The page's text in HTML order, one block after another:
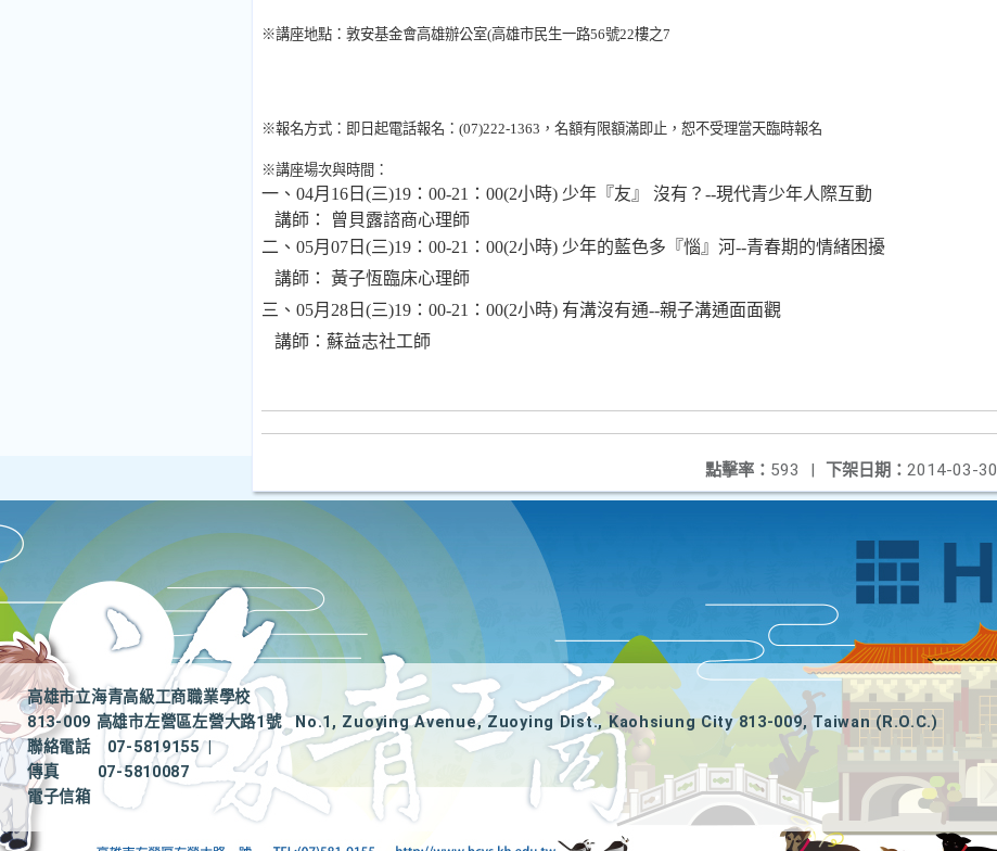
※講座地點：敦安基金會高雄辦公室(高雄市民生一路56號22樓之7
※報名方式：即日起電話報名： (07)222-1363 ，名額有限額滿即止，恕不受理當天臨時報名
※講座場次與時間：
一、 04月 16 日 (三)19 ： 00-21 ： 00(2小時) 少年『友』 沒有？ --現代青少年人際互動
講師： 曾貝露諮商心理師
二、 05月 07 日 (三)19 ： 00-21 ： 00(2小時) 少年的藍色多『惱』河--青春期的情緒困擾
講師： 黃子恆臨床心理師
三、 05月 28 日 (三)19 ： 00-21 ： 00(2小時) 有溝沒有通--親子溝通面面觀
講師：蘇益志社工師
下架日期： 2014-03-30
點擊率： 593 |
高雄市立海青高級工商職業學校
813-009 高雄市左營區左營大路1號
No.1, Zuoying Avenue, Zuoying Dist., Kaohsiung City 813-009, Taiwan (R.O.C.)
聯絡電話
07-5819155
|
傳真
07-5810087
電子信箱